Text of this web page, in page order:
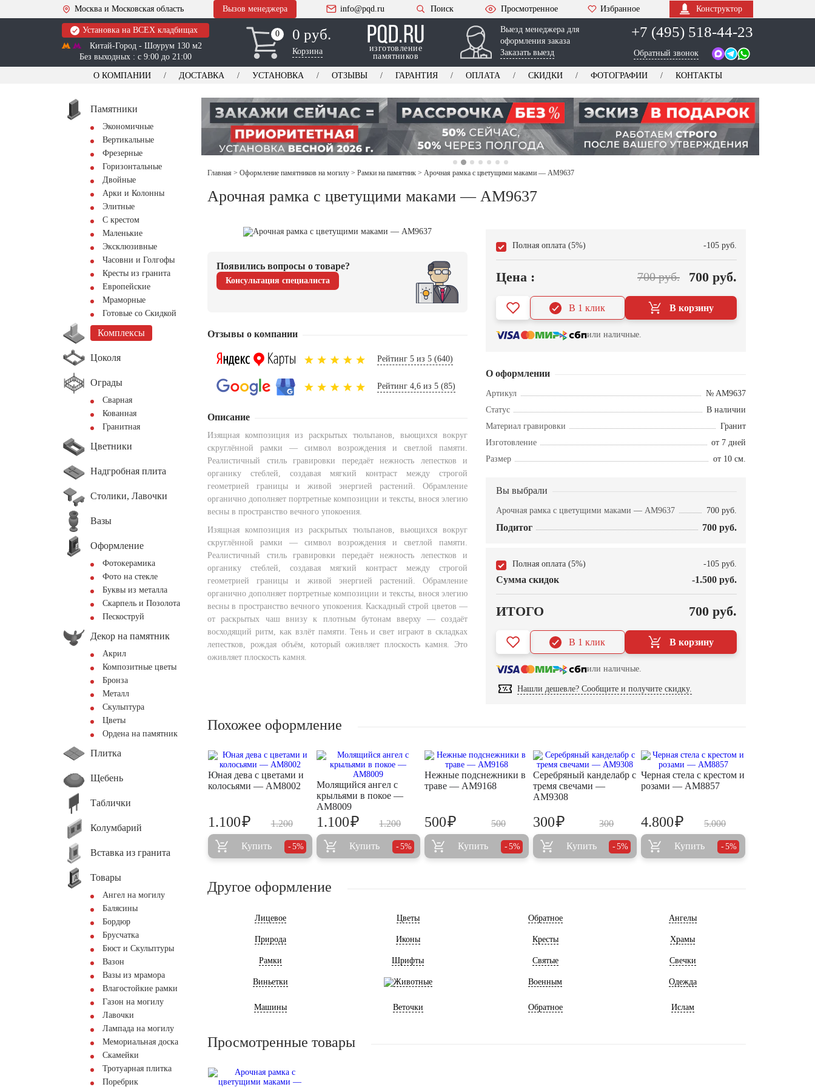
Москва и Московская область Вызов менеджера info@pqd.ru Поиск Просмотренное Избранное Конструктор
Установка на ВСЕХ кладбищах
Китай-Город - Шоурум 130 м2
Без выходных : с 9:00 до 21:00
0
0 0 руб.
Корзина
изготовление
памятников
Выезд менеджера для
оформления заказа
Заказать выезд
+7 (495) 518-44-23
Обратный звонок
О КОМПАНИИ ДОСТАВКА УСТАНОВКА ОТЗЫВЫ ГАРАНТИЯ ОПЛАТА СКИДКИ ФОТОГРАФИИ КОНТАКТЫ
Памятники
Экономичные
Вертикальные
Фрезерные
Горизонтальные
Двойные
Арки и Колонны
Элитные
С крестом
Маленькие
Эксклюзивные
Часовни и Голгофы
Кресты из гранита
Европейские
Мраморные
Готовые со Скидкой
Комплексы
Цоколя
Ограды
Сварная
Кованная
Гранитная
Цветники
Надгробная плита
Столики, Лавочки
Вазы
Оформление
Фотокерамика
Фото на стекле
Буквы из металла
Скарпель и Позолота
Пескоструй
Декор на памятник
Акрил
Композитные цветы
Бронза
Металл
Скульптура
Цветы
Ордена на памятник
Плитка
Щебень
Таблички
Колумбарий
Вставка из гранита
Товары
Ангел на могилу
Балясины
Бордюр
Брусчатка
Бюст и Скульптуры
Вазон
Вазы из мрамора
Влагостойкие рамки
Газон на могилу
Лавочки
Лампада на могилу
Мемориальная доска
Скамейки
Тротуарная плитка
Поребрик
Главная > Оформление памятников на могилу > Рамки на памятник > Арочная рамка с цветущими маками — AM9637
Арочная рамка с цветущими маками — AM9637
Появились вопросы о товаре?
Консультация специалиста
Отзывы о компании
Рейтинг 5 из 5 (640)
Рейтинг 4,6 из 5 (85)
Описание
Изящная композиция из раскрытых тюльпанов, вьющихся вокруг
скруглённой рамки — символ возрождения и светлой памяти.
Реалистичный стиль гравировки передаёт нежность лепестков и
органику стеблей, создавая мягкий контраст между строгой
геометрией границы и живой энергией растений. Обрамление
органично дополняет портретные композиции и тексты, внося элегию
весны в пространство вечного упокоения.
Изящная композиция из раскрытых тюльпанов, вьющихся вокруг
скруглённой рамки — символ возрождения и светлой памяти.
Реалистичный стиль гравировки передаёт нежность лепестков и
органику стеблей, создавая мягкий контраст между строгой
геометрией границы и живой энергией растений. Обрамление
органично дополняет портретные композиции и тексты, внося элегию
весны в пространство вечного упокоения. Каскадный строй цветов —
от раскрытых чаш внизу к плотным бутонам вверху — создаёт
восходящий ритм, как взлёт памяти. Тень и свет играют в складках
лепестков, рождая объём, который оживляет плоскость камня. Это
оживляет плоскость камня.
Полная оплата (5%) -105 руб.
Цена : 700 руб. 700 руб.
В корзину
В 1 клик
или наличные.
О оформлении
Артикул
№ AM9637
Статус
В наличии
Материал гравировки
Гранит
Изготовление
от 7 дней
Размер
от 10 см.
Вы выбрали
Арочная рамка с цветущими маками — AM9637 700 руб.
Подитог 700 руб.
Полная оплата (5%) -105 руб.
Сумма скидок -1.500 руб.
ИТОГО 700 руб.
В корзину
В 1 клик
или наличные.
Нашли дешевле? Сообщите и получите скидку.
Похожее оформление
Юная дева с цветами и
колосьями — AM8002
1.200
1.100₽
Купить 5%
Молящийся ангел с
крыльями в покое —
AM8009
1.200
1.100₽
Купить 5%
Нежные подснежники в
траве — AM9168
500
500₽
Купить 5%
Серебряный канделабр с
тремя свечами —
AM9308
300
300₽
Купить 5%
Черная стела с крестом и
розами — AM8857
5.000
4.800₽
Купить 5%
Другое оформление
Лицевое Цветы Обратное Ангелы
Природа Иконы Кресты Храмы
Рамки Шрифты Святые Свечки
Виньетки Животные Военным Одежда
Машины Веточки Обратное Ислам
Просмотренные товары